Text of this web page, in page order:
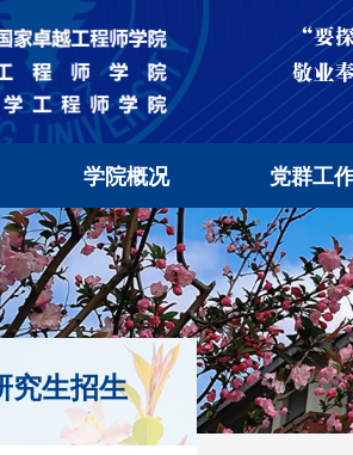
学院概况 党群工
究生招生